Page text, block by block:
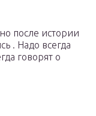
после истории
. Надо всегда
говорят о